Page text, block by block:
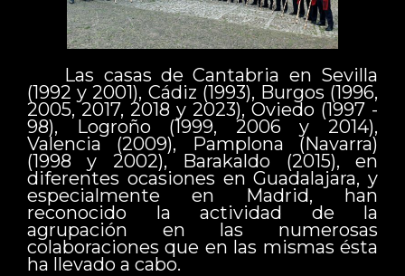
Las casas de Cantabria en Sevilla
(1992 y 2001), Cádiz (1993), Burgos (1996,
2005, 2017, 2018 y 2023), Oviedo (1997 -
98), Logroño (1999, 2006 y 2014),
Valencia (2009), Pamplona (Navarra)
(1998 y 2002), Barakaldo (2015), en
diferentes ocasiones en Guadalajara, y
especialmente en Madrid, han
reconocido la actividad de la
agrupación en las numerosas
colaboraciones que en las mismas ésta
ha llevado a cabo.